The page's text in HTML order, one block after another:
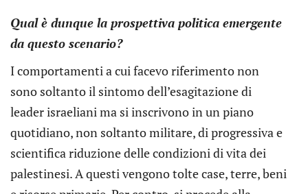
Qual è dunque la prospettiva politica emergente
da questo scenario?
I comportamenti a cui facevo riferimento non
sono soltanto il sintomo dell’esagitazione di
leader israeliani ma si inscrivono in un piano
quotidiano, non soltanto militare, di progressiva e
scientifica riduzione delle condizioni di vita dei
palestinesi. A questi vengono tolte case, terre, beni